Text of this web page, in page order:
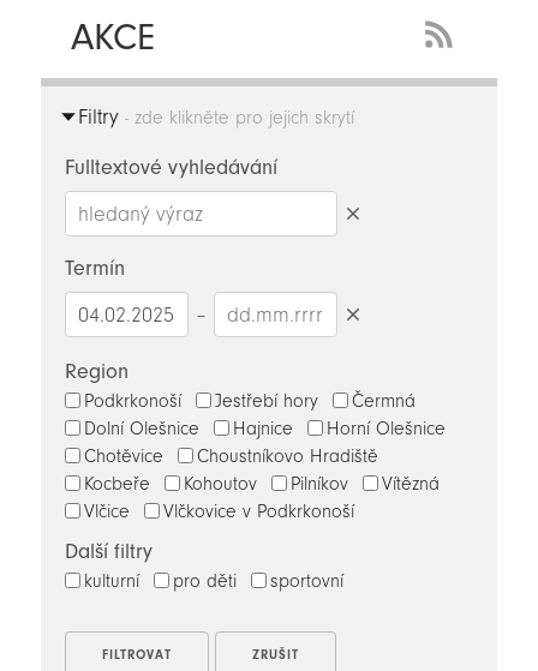
AKCE
Feed
Filtry- zde klikněte pro jejich skrytí
Fulltextové vyhledávání
Termín
–
Region
Podkrkonoší Jestřebí hory
Čermná
Dolní Olešnice
Hajnice
Horní Olešnice
Chotěvice
Choustníkovo Hradiště
Kocbeře
Kohoutov Pilníkov
Vítězná
Vlčice
Vlčkovice v Podkrkonoší
Další filtry
kulturní pro děti sportovní